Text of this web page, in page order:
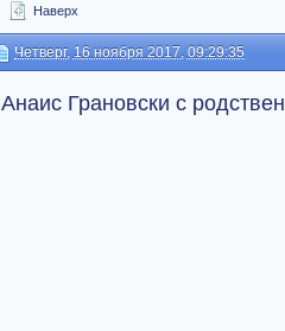
Наверх
Четверг, 16 ноября 2017, 09:29:35
Анаис Грановски с